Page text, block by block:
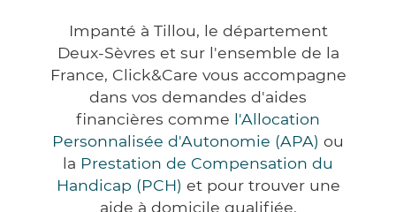
Impanté à Tillou, le département
Deux-Sèvres et sur l'ensemble de la
France, Click&Care vous accompagne
dans vos demandes d'aides
financières comme l'Allocation
Personnalisée d'Autonomie (APA) ou
la Prestation de Compensation du
Handicap (PCH) et pour trouver une
aide à domicile qualifiée.